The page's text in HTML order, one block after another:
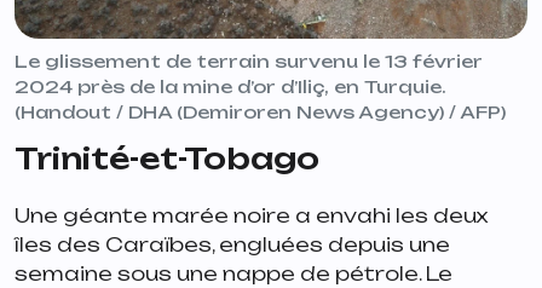
Le glissement de terrain survenu le 13 février
2024 près de la mine d’or d’Iliç, en Turquie.
(Handout / DHA (Demiroren News Agency) / AFP)
Trinité-et-Tobago
Une géante marée noire a envahi les deux
îles des Caraïbes, engluées depuis une
semaine sous une nappe de pétrole. Le